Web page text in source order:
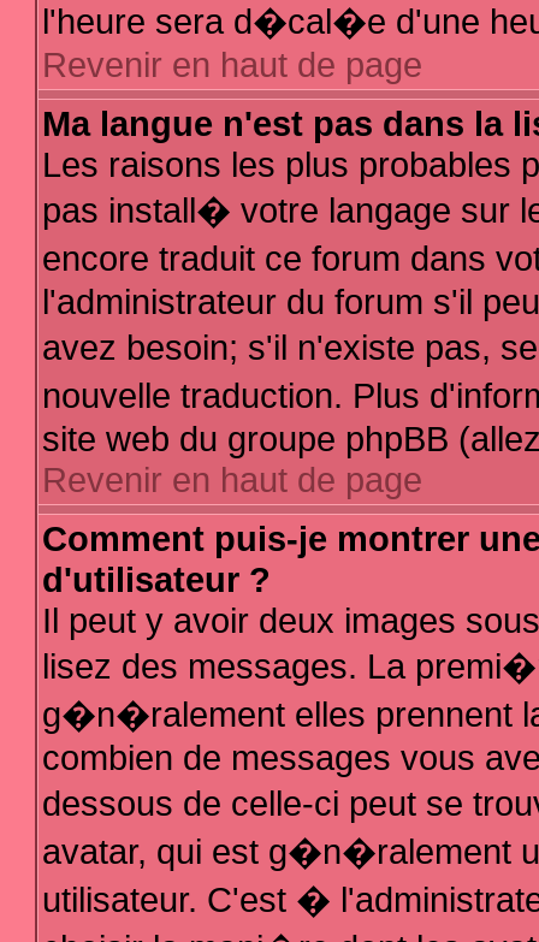
l'heure sera d�cal�e d'une
Revenir en haut de page
Ma langue n'est pas dans la
Les raisons les plus probables
pas install� votre langage sur
encore traduit ce forum dans
l'administrateur du forum s'il
avez besoin; s'il n'existe pas,
nouvelle traduction. Plus
site web du groupe phpBB
Revenir en haut de page
Comment puis-je montrer
d'utilisateur ?
Il peut y avoir deux images
lisez des messages. La
g�n�ralement elles prennent
combien de messages vous
dessous de celle-ci peut se
avatar, qui est g�n�ralement
utilisateur. C'est �